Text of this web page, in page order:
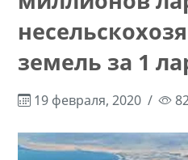
земель за 1
19 февраля, 2020